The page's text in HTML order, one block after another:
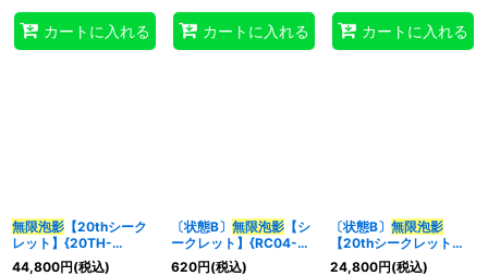
カートに入れる カートに入れる カートに入れる
無限泡影 【20thシーク
レット】{20TH-
JPC99}《罠》
44,800円(税込)
〔状態B〕 無限泡影【シ
ークレット】{RC04-
JP076}《罠》
620円(税込)
〔状態B〕 無限泡影
【20thシークレット】
{20TH-JPC99}《罠》
24,800円(税込)